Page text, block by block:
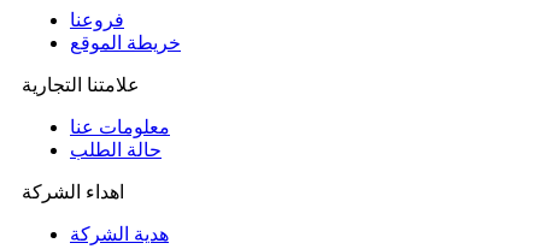
فروعنا
خريطة الموقع
علامتنا التجارية
معلومات عنا
حالة الطلب
اهداء الشركة
هدية الشركة